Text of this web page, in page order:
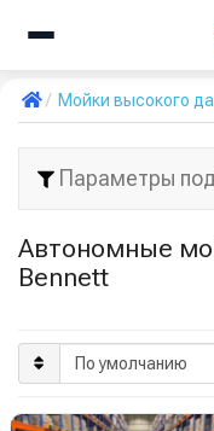
Мойки высокого
Параметры
Автономные
Bennett